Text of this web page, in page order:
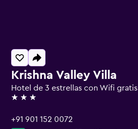
Krishna Valley Villa
Hotel de 3 estrellas con Wifi gratis
3 estrellas
+91 901 152 0072